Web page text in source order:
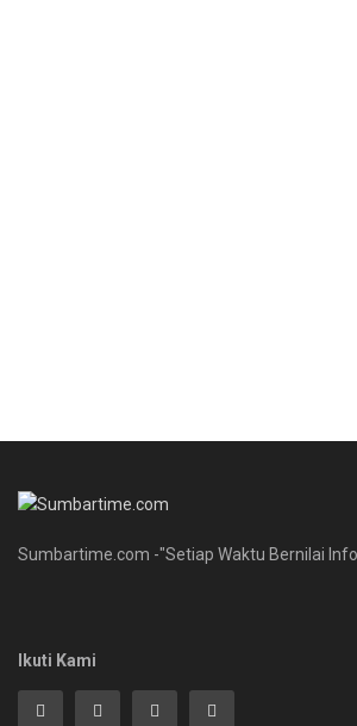
Sumbartime.com -"Setiap Waktu Bernilai
Ikuti Kami